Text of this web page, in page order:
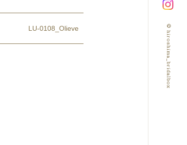
LU-0108_Olieve © hiroshima_bridalbox